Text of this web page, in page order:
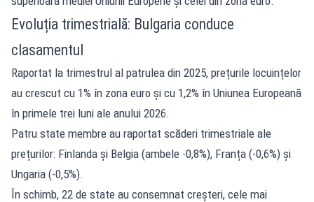
Evoluția trimestrială: Bulgaria conduce
clasamentul
Raportat la trimestrul al patrulea din 2025, prețurile locuințelor
au crescut cu 1% în zona euro și cu 1,2% în Uniunea Europeană
în primele trei luni ale anului 2026.
Patru state membre au raportat scăderi trimestriale ale
prețurilor: Finlanda și Belgia (ambele -0,8%), Franța (-0,6%) și
Ungaria (-0,5%).
În schimb, 22 de state au consemnat creșteri, cele mai